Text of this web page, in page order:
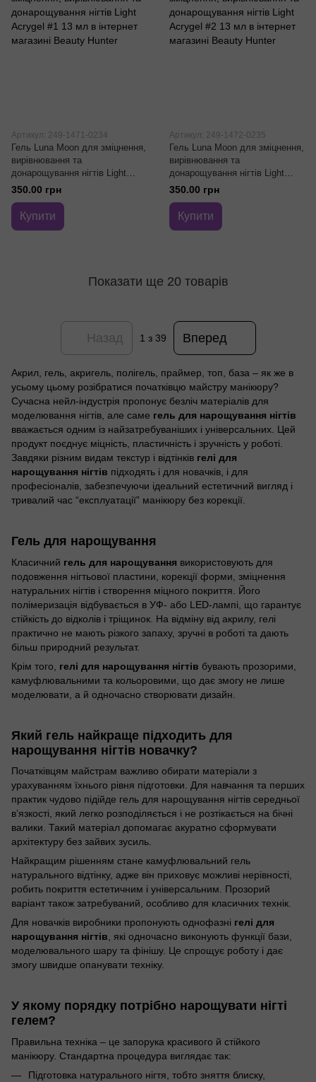
Артикул: 249-1471-0234
Гель Luna Moon для зміцнення,
вирівнювання та
донарощування нігтів Light
Acrygel #1 13 мл
350.00 грн
Купити
Артикул: 249-1472-0235
Гель Luna Moon для зміцнення,
вирівнювання та
донарощування нігтів Light
Acrygel #2 13 мл
350.00 грн
Купити
Показати ще 20 товарів
Назад 1 з 39 Вперед
Акрил, гель, акригель, полігель, праймер, топ, база – як же в
усьому цьому розібратися початківцю майстру манікюру?
Сучасна нейл-індустрія пропонує безліч матеріалів для
моделювання нігтів, але саме гель для нарощування нігтів
вважається одним із найзатребуваніших і універсальних. Цей
продукт поєднує міцність, пластичність і зручність у роботі.
Завдяки різним видам текстур і відтінків гелі для
нарощування нігтів підходять і для новачків, і для
професіоналів, забезпечуючи ідеальний естетичний вигляд і
тривалий час “експлуатації” манікюру без корекції.
Гель для нарощування
Класичний гель для нарощування використовують для
подовження нігтьової пластини, корекції форми, зміцнення
натуральних нігтів і створення міцного покриття. Його
полімеризація відбувається в УФ- або LED-лампі, що гарантує
стійкість до відколів і тріщинок. На відміну від акрилу, гелі
практично не мають різкого запаху, зручні в роботі та дають
більш природний результат.
Крім того, гелі для нарощування нігтів бувають прозорими,
камуфлювальними та кольоровими, що дає змогу не лише
моделювати, а й одночасно створювати дизайн.
Який гель найкраще підходить для
нарощування нігтів новачку?
Початківцям майстрам важливо обирати матеріали з
урахуванням їхнього рівня підготовки. Для навчання та перших
практик чудово підійде гель для нарощування нігтів середньої
в’язкості, який легко розподіляється і не розтікається на бічні
валики. Такий матеріал допомагає акуратно сформувати
архітектуру без зайвих зусиль.
Найкращим рішенням стане камуфлювальний гель
натурального відтінку, адже він приховує можливі нерівності,
робить покриття естетичним і універсальним. Прозорий
варіант також затребуваний, особливо для класичних технік.
Для новачків виробники пропонують однофазні гелі для
нарощування нігтів , які одночасно виконують функції бази,
моделювального шару та фінішу. Це спрощує роботу і дає
змогу швидше опанувати техніку.
У якому порядку потрібно нарощувати нігті
гелем?
Правильна техніка – це запорука красивого й стійкого
манікюру. Стандартна процедура виглядає так:
Підготовка натурального нігтя, тобто зняття блиску,